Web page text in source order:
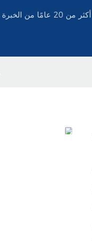
YMS PAINT أكثر من 20 عامًا من الخبرة في إنتاج طلاءات الطلاء الصناعية المخصصة